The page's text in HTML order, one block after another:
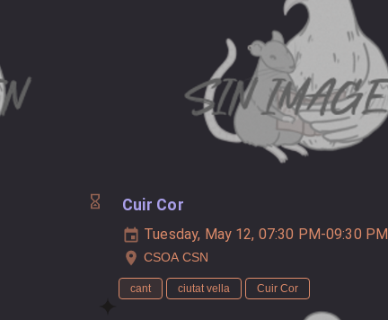
Cuir Cor
Tuesday, May 12, 07:30 PM-09:30 PM
CSOA CSN
cant ciutat vella Cuir Cor